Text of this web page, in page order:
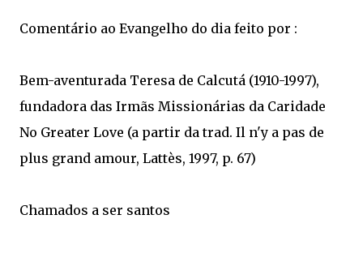
Comentário ao Evangelho do dia feito por :
Bem-aventurada Teresa de Calcutá (1910-1997),
fundadora das Irmãs Missionárias da Caridade
No Greater Love (a partir da trad. Il n'y a pas de
plus grand amour, Lattès, 1997, p. 67)
Chamados a ser santos